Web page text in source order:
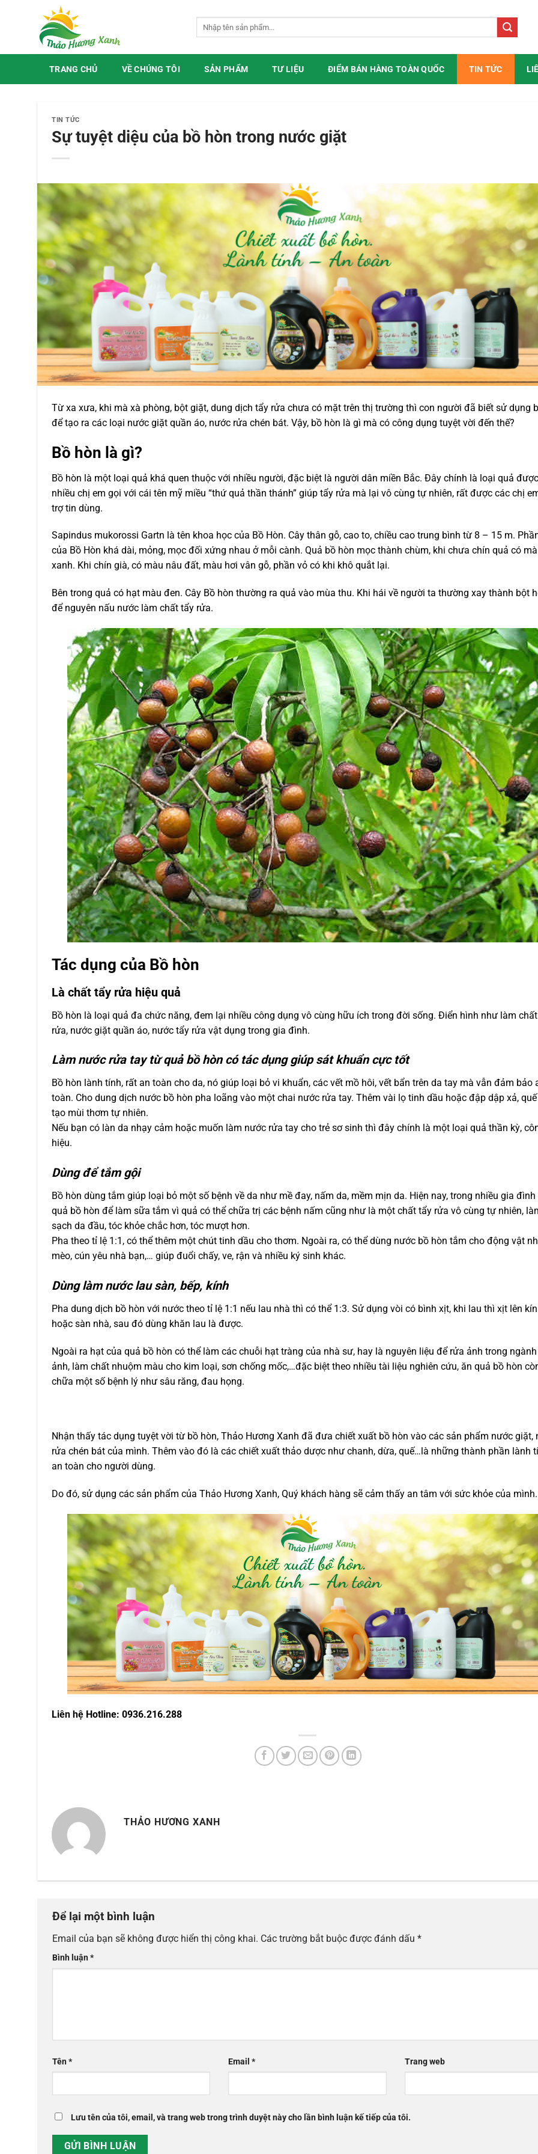
dung
TRANG CHỦ VỀ CHÚNG TÔI SẢN PHẨM TƯ LIỆU ĐIỂM BÁN HÀNG TOÀN QUỐC TIN TỨC
TIN TỨC
Sự tuyệt diệu của bồ hòn trong nước giặt
Từ xa xưa, khi mà xà phòng, bột giặt, dung dịch tẩy rửa chưa có mặt trên thị trường thì con người đã biết sử dụng
để tạo ra các loại nước giặt quần áo, nước rửa chén bát. Vậy, bồ hòn là gì mà có công dụng tuyệt vời đến thế?
Bồ hòn là gì?
Bồ hòn là một loại quả khá quen thuộc với nhiều người, đặc biệt là người dân miền Bắc. Đây chính là loại quả được
nhiều chị em gọi với cái tên mỹ miều “thứ quả thần thánh” giúp tẩy rửa mà lại vô cùng tự nhiên, rất được các chị
trợ tin dùng.
Sapindus mukorossi Gartn là tên khoa học của Bồ Hòn. Cây thân gỗ, cao to, chiều cao trung bình từ 8 – 15 m.
của Bồ Hòn khá dài, mỏng, mọc đối xứng nhau ở mỗi cành. Quả bồ hòn mọc thành chùm, khi chưa chín quả có
xanh. Khi chín già, có màu nâu đất, màu hơi vân gỗ, phần vỏ có khi khô quắt lại.
Bên trong quả có hạt màu đen. Cây Bồ hòn thường ra quả vào mùa thu. Khi hái về người ta thường xay thành bột
để nguyên nấu nước làm chất tẩy rửa.
Tác dụng của Bồ hòn
Là chất tẩy rửa hiệu quả
Bồ hòn là loại quả đa chức năng, đem lại nhiều công dụng vô cùng hữu ích trong đời sống. Điển hình như làm
rửa, nước giặt quần áo, nước tẩy rửa vật dụng trong gia đình.
Làm nước rửa tay từ quả bồ hòn có tác dụng giúp sát khuẩn cực tốt
Bồ hòn lành tính, rất an toàn cho da, nó giúp loại bỏ vi khuẩn, các vết mồ hôi, vết bẩn trên da tay mà vẫn đảm bảo
toàn. Cho dung dịch nước bồ hòn pha loãng vào một chai nước rửa tay. Thêm vài lọ tinh dầu hoặc đập dập xả,
tạo mùi thơm tự nhiên.
Nếu bạn có làn da nhạy cảm hoặc muốn làm nước rửa tay cho trẻ sơ sinh thì đây chính là một loại quả thần kỳ,
hiệu.
Dùng để tắm gội
Bồ hòn dùng tắm giúp loại bỏ một số bệnh về da như mề đay, nấm da, mềm mịn da. Hiện nay, trong nhiều gia
quả bồ hòn để làm sữa tắm vì quả có thể chữa trị các bệnh nấm cũng như là một chất tẩy rửa vô cùng tự nhiên,
sạch da đầu, tóc khỏe chắc hơn, tóc mượt hơn.
Pha theo tỉ lệ 1:1, có thể thêm một chút tinh dầu cho thơm. Ngoài ra, có thể dùng nước bồ hòn tắm cho động vật
mèo, cún yêu nhà bạn,… giúp đuổi chấy, ve, rận và nhiều ký sinh khác.
Dùng làm nước lau sàn, bếp, kính
Pha dung dịch bồ hòn với nước theo tỉ lệ 1:1 nếu lau nhà thì có thể 1:3. Sử dụng vòi có bình xịt, khi lau thì xịt lên
hoặc sàn nhà, sau đó dùng khăn lau là được.
Ngoài ra hạt của quả bồ hòn có thể làm các chuỗi hạt tràng của nhà sư, hay là nguyên liệu để rửa ảnh trong
ảnh, làm chất nhuộm màu cho kim loại, sơn chống mốc,…đặc biệt theo nhiều tài liệu nghiên cứu, ăn quả bồ hòn
chữa một số bệnh lý như sâu răng, đau họng.
Nhận thấy tác dụng tuyệt vời từ bồ hòn, Thảo Hương Xanh đã đưa chiết xuất bồ hòn vào các sản phẩm nước giặt,
rửa chén bát của mình. Thêm vào đó là các chiết xuất thảo dược như chanh, dừa, quế…là những thành phần lành
an toàn cho người dùng.
Do đó, sử dụng các sản phẩm của Thảo Hương Xanh, Quý khách hàng sẽ cảm thấy an tâm với sức khỏe của mình.
Liên hệ Hotline: 0936.216.288
THẢO HƯƠNG XANH
Để lại một bình luận
Email của bạn sẽ không được hiển thị công khai. Các trường bắt buộc được đánh dấu *
Bình luận*
Tên* Email* Trang web
Lưu tên của tôi, email, và trang web trong trình duyệt này cho lần bình luận kế tiếp của tôi.